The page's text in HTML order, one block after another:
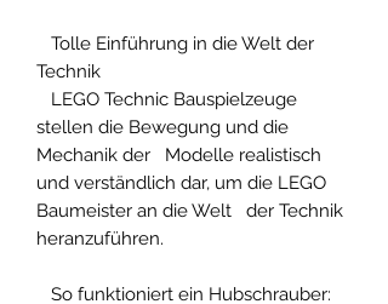
Tolle Einführung in die Welt der
Technik
LEGO Technic Bauspielzeuge
stellen die Bewegung und die
Mechanik der Modelle realistisch
und verständlich dar, um die LEGO
Baumeister an die Welt der Technik
heranzuführen.
So funktioniert ein Hubschrauber: